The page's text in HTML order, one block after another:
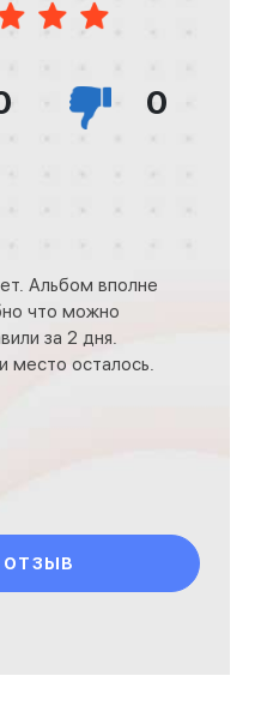
0
Альбом вполне
что можно
за 2 дня.
место осталось.
ОТЗЫВ